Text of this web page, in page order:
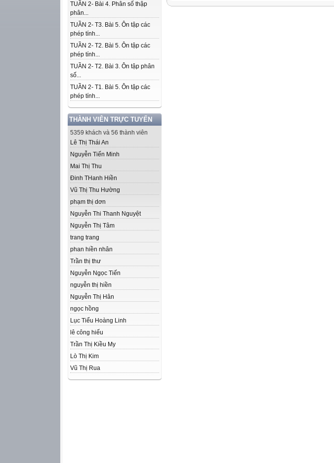
TUẦN 2- Bài 4. Phân số thập
phân...
TUẦN 2- T3. Bài 5. Ôn tập các
phép tính...
TUẦN 2- T2. Bài 5. Ôn tập các
phép tính...
TUẦN 2- T2. Bài 3. Ôn tập phân
số...
TUẦN 2- T1. Bài 5. Ôn tập các
phép tính...
THÀNH VIÊN TRỰC TUYẾN
5359 khách và 56 thành viên
Lê Thị Thái An
Nguyễn Tiến Minh
Mai Thị Thu
Đinh THanh Hiền
Vũ Thị Thu Hường
phạm thị dơn
Nguyễn Thi Thanh Nguyệt
Nguyễn Thị Tâm
trang trang
phan hiền nhân
Trần thị thư
Nguyễn Ngọc Tiến
nguyễn thị hiền
Nguyễn Thị Hân
ngọc hồng
Lục Tiểu Hoàng Linh
lê công hiếu
Trần Thị Kiều My
Lò Thị Kim
Vũ Thị Rua